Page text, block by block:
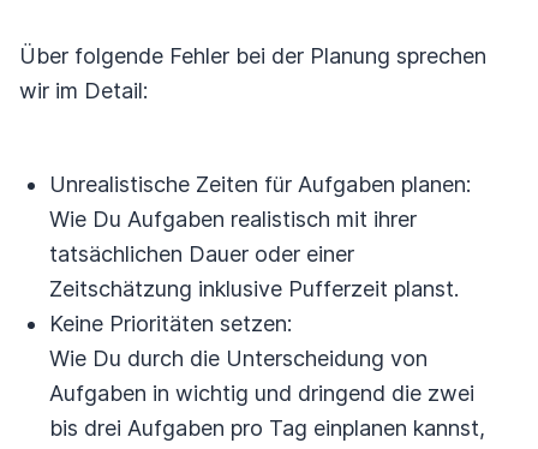
Über folgende Fehler bei der Planung sprechen
wir im Detail:
Unrealistische Zeiten für Aufgaben planen:
Wie Du Aufgaben realistisch mit ihrer
tatsächlichen Dauer oder einer
Zeitschätzung inklusive Pufferzeit planst.
Keine Prioritäten setzen:
Wie Du durch die Unterscheidung von
Aufgaben in wichtig und dringend die zwei
bis drei Aufgaben pro Tag einplanen kannst,